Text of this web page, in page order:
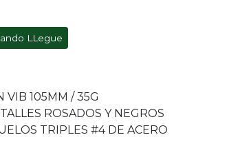
LLegue
VIB 105MM / 35G
ROSADOS Y NEGROS
TRIPLES #4 DE ACERO